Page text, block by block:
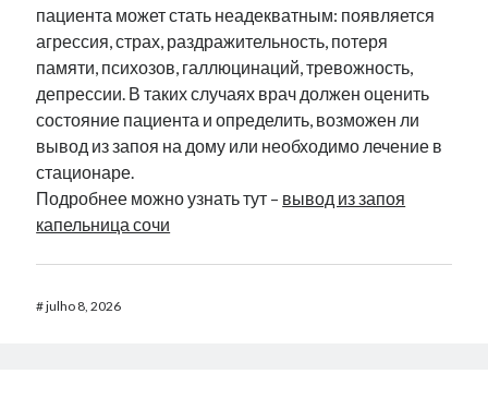
пациента может стать неадекватным: появляется
агрессия, страх, раздражительность, потеря
памяти, психозов, галлюцинаций, тревожность,
депрессии. В таких случаях врач должен оценить
состояние пациента и определить, возможен ли
вывод из запоя на дому или необходимо лечение в
стационаре.
Подробнее можно узнать тут – вывод из запоя
капельница сочи
#julho 8, 2026